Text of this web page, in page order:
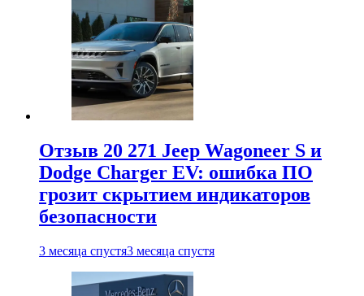
Отзыв 20 271 Jeep Wagoneer S и
Dodge Charger EV: ошибка ПО
грозит скрытием индикаторов
безопасности
3 месяца спустя3 месяца спустя